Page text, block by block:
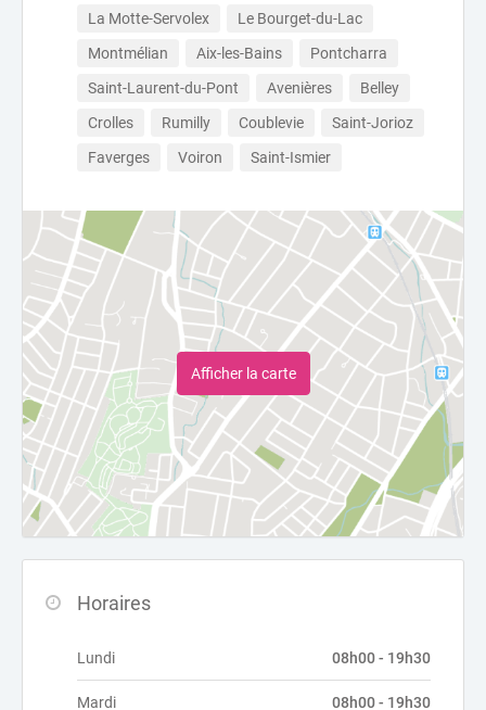
La Motte-Servolex
Le Bourget-du-Lac
Montmélian
Aix-les-Bains
Pontcharra
Saint-Laurent-du-Pont
Avenières
Belley
Crolles
Rumilly Coublevie
Saint-Jorioz
Faverges
Voiron Saint-Ismier
Afficher la carte
Horaires
Lundi 08h00 - 19h30
Mardi 08h00 - 19h30